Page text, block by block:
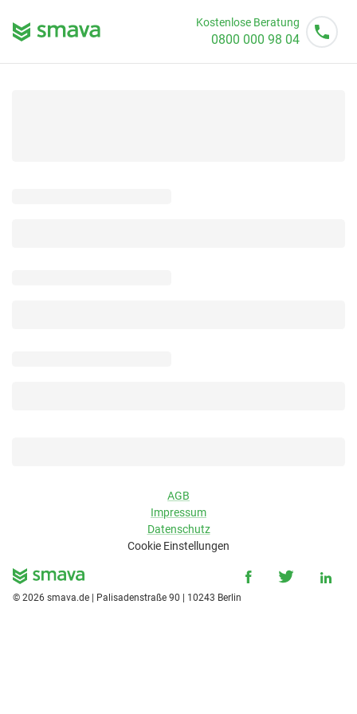
Kostenlose Beratung
0800 000 98 04
AGB
Impressum
Datenschutz
Cookie Einstellungen
© 2026 smava.de | Palisadenstraße 90 | 10243 Berlin